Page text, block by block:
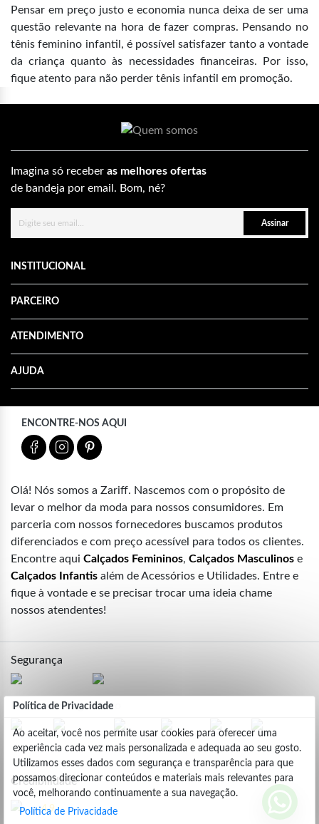
Política de Privacidade
Ao aceitar, você nos permite usar cookies para oferecer uma
experiência cada vez mais personalizada e adequada ao seu gosto.
Utilizamos esses dados com segurança e transparência para que
possamos direcionar conteúdos e materiais mais relevantes para
você, melhorando continuamente a sua navegação.
Política de Privacidade
Pensar em preço justo e economia nunca deixa de ser uma
questão relevante na hora de fazer compras. Pensando no
tênis feminino infantil, é possível satisfazer tanto a vontade
da criança quanto às necessidades financeiras. Por isso,
fique atento para não perder tênis infantil em promoção.
Imagina só receber as melhores ofertas
de bandeja por email. Bom, né?
Assinar
INSTITUCIONAL
PARCEIRO
ATENDIMENTO
AJUDA
ENCONTRE-NOS AQUI
Olá! Nós somos a Zariff. Nascemos com o propósito de
levar o melhor da moda para nossos consumidores. Em
parceria com nossos fornecedores buscamos produtos
diferenciados e com preço acessível para todos os clientes.
Encontre aqui Calçados Femininos, Calçados Masculinos e
Calçados Infantis além de Acessórios e Utilidades. Entre e
fique à vontade e se precisar trocar uma ideia chame
nossos atendentes!
Segurança
Formas de Pagamento
Credibilidade
4.9